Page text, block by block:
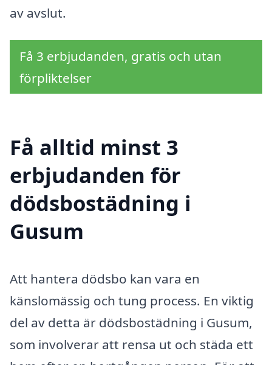
av avslut.
Få 3 erbjudanden, gratis och utan
förpliktelser
Få alltid minst 3
erbjudanden för
dödsbostädning i
Gusum
Att hantera dödsbo kan vara en
känslomässig och tung process. En viktig
del av detta är dödsbostädning i Gusum,
som involverar att rensa ut och städa ett